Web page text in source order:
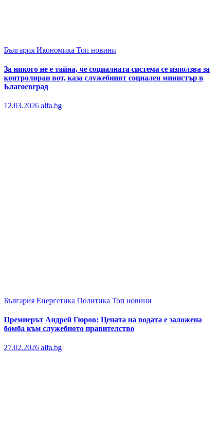
България Икономика Топ новини
За никого не е тайна, че социалната система се използва за
контролиран вот, каза служебният социален министър в
Благоевград
12.03.2026 alfa.bg
България Енергетика Политика Топ новини
Премиерът Андрей Гюров: Цената на водата е заложена
бомба към служебното правителство
27.02.2026 alfa.bg